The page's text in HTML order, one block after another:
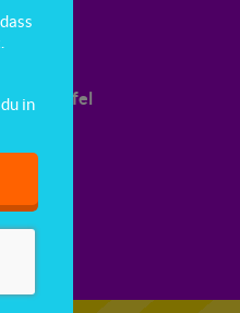
in